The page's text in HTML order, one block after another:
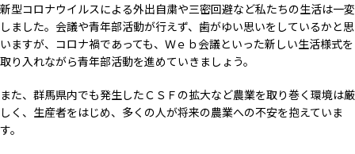
新型コロナウイルスによる外出自粛や三密回避など私たちの生活は一変
しました。会議や青年部活動が行えず、歯がゆい思いをしているかと思
いますが、コロナ禍であっても、Ｗｅｂ会議といった新しい生活様式を
取り入れながら青年部活動を進めていきましょう。
また、群馬県内でも発生したＣＳＦの拡大など農業を取り巻く環境は厳
しく、生産者をはじめ、多くの人が将来の農業への不安を抱えていま
す。